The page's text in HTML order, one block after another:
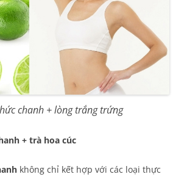
chanh + lòng trắng trứng
+ trà hoa cúc
không chỉ kết hợp với các loại thực